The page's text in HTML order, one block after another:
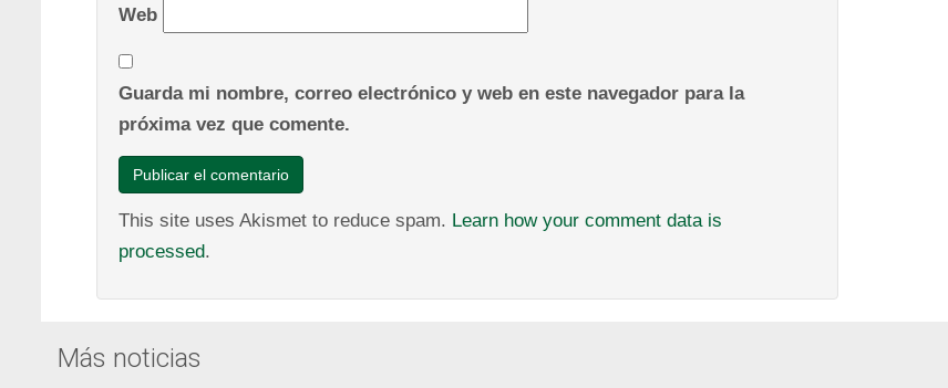
Web
Guarda mi nombre, correo electrónico y web en este navegador para la
próxima vez que comente.
This site uses Akismet to reduce spam. Learn how your comment data is
processed.
Más noticias